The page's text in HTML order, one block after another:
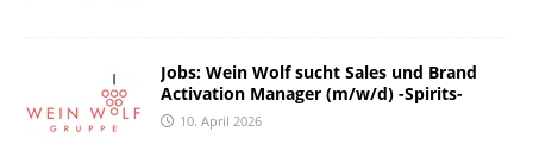
Jobs: Wein Wolf sucht Sales und Brand
Activation Manager (m/w/d) -Spirits-
10. April 2026